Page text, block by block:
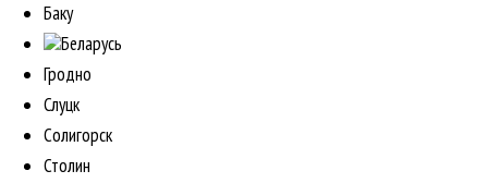
Баку
Беларусь
Гродно
Слуцк
Солигорск
Столин